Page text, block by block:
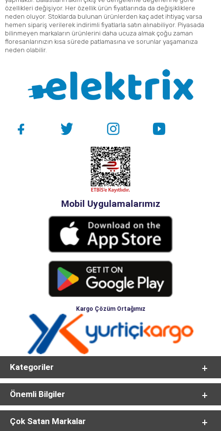
özellikleri değişiyor. Her özellik ürün fiyatlarında da değişikliklere
neden oluyor. Stoklarda bulunan ürünlerden kaç adet ihtiyaç varsa
hemen sipariş verilerek indirimli fiyatlarla satın alınabiliyor. Piyasada
bilinmeyen markaların ürünlerini daha ucuza almak çoğu zaman
floresanlarınızın kısa sürede patlamasına ve sorunlar yaşamanıza
neden olabilir.
Mobil Uygulamalarımız
Kargo Çözüm Ortağımız
Kategoriler
Önemli Bilgiler
Çok Satan Markalar